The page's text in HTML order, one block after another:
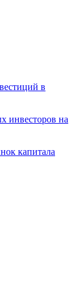
в
инвесторов на
капитала